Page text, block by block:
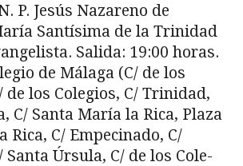
P. Jesús Nazareno de
Santísima de la Trinidad
Salida: 19:00 horas.
de Mála­ga (C/ de los
de los Colegios, C/ Trinidad,
C/ Santa María la Rica, Plaza
Rica, C/ Empecinado, C/
Santa Úrsula, C/ de los Cole­